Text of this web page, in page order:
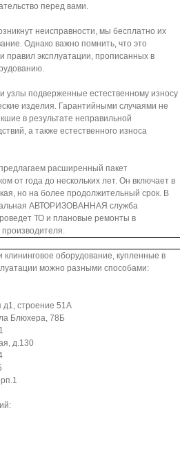
перед вами.
неисправности, мы бесплатно их
Однако важно помнить, что это
правил эксплуатации, прописанных в
узлы подверженные естественному износу
изделия. Гарантийными случаями не
в результате неправильной
а также естественного износа
расширенный пакет
от года до нескольких лет. Он включает в
но на более продолжительный срок. В
АВТОРИЗОВАННАЯ служба
ТО и плановые ремонты в
клининговое оборудование, купленные в
можно разными способами:
д1, строение 51А
Блюхера, 78Б
д.130